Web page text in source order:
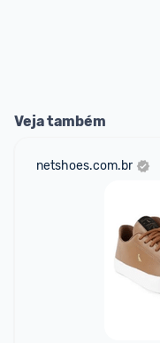
Veja também
netshoes.com.br